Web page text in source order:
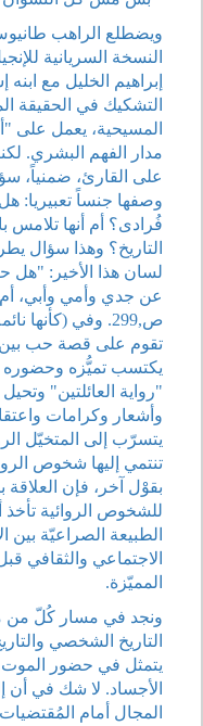
ويضطلع الراهب
النسخة السريانية
إبراهيم الخليل مع
التشكيك في الحقيقة
المسيحية، يعمل على
مدار الفهم البشري.
على القارئ، ضمنياً،
وصفها جنساً
فُرادى؟ أم أنها تلامس
التاريخ؟ وهذا سؤال
لسان هذا الأخير:
عن جدي وأمي وأبي،
ص,299. وفي (كأنها
تقوم على قصة حب بين
يكتسب تميُّزه وحضوره
"رواية العائلتين"
وأشعار وكرامات
يتسرّب إلى المتخيّل
تنتمي إليها شخوص
بقوْل آخر، فإن العلاقة
للشخوص الروائية تأخذ
الطبيعة الصراعيّة بين
الاجتماعي والثقافي
المميّزة.
ونجد في مسار كُلّ من
التاريخ الشخصي
يتمثل في حضور
الأجساد. لا شك في
المجال أمام